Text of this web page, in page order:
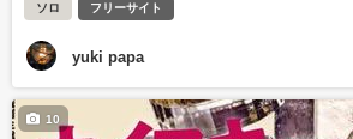
ソロ フリーサイト
yuki papa
10